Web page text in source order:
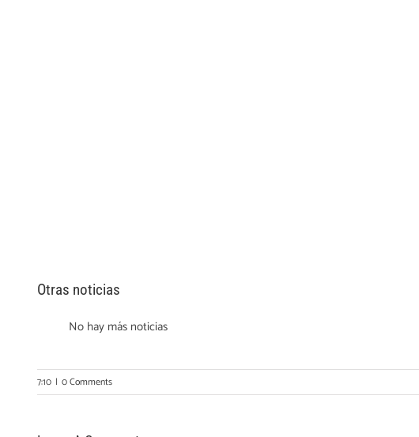
Otras noticias
No hay más noticias
7:10 | 0 Comments